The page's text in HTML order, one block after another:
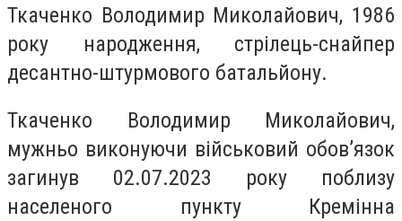
Ткаченко Володимир Миколайович, 1986
року народження, стрілець-снайпер
десантно-штурмового батальйону.
Ткаченко Володимир Миколайович,
мужньо виконуючи військовий обов’язок
загинув 02.07.2023 року поблизу
населеного пункту Кремінна